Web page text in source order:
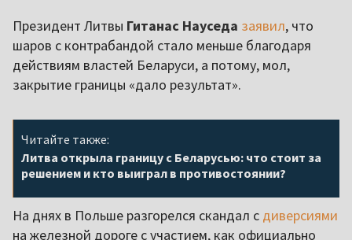
Президент Литвы Гитанас Науседа заявил, что
шаров с контрабандой стало меньше благодаря
действиям властей Беларуси, а потому, мол,
закрытие границы «дало результат».
Читайте также:
Литва открыла границу с Беларусью: что стоит за
решением и кто выиграл в противостоянии?
На днях в Польше разгорелся скандал с диверсиями
на железной дороге с участием, как официально